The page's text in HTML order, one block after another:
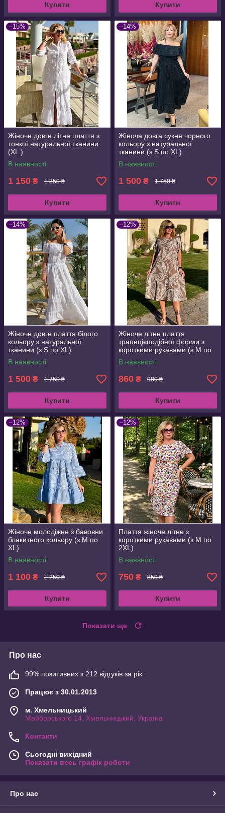
Купити Купити
–15%
Жіноче довге літне плаття з
тонкої натуральної тканини
(XL )
В наявності
1 150 ₴ 1 350 ₴
Купити
–14%
Жіноча довга сукня чорного
кольору з натуральної
тканини (з S по XL)
В наявності
1 500 ₴ 1 750 ₴
Купити
–14%
Жіноче довге плаття білого
кольору з натуральної
тканини (з S по XL)
В наявності
1 500 ₴ 1 750 ₴
Купити
–12%
Жіноче літне плаття
трапецієподібної форми з
короткими рукавами (з M по
3XL)
В наявності
860 ₴ 980 ₴
Купити
–12%
Жіноче молодіжне з бавовни
блакитного кольору (з M по
XL)
В наявності
1 100 ₴ 1 250 ₴
Купити
–12%
Плаття жіноче літне з
короткими рукавами (з M по
2XL)
В наявності
750 ₴ 850 ₴
Купити
Показати ще
Про нас
99% позитивних з 212 відгуків за рік
Працює з 30.01.2013
м. Хмельницький
Майборського 14, Хмельницький, Україна
Контакти
Сьогодні вихідний
Показати весь графік роботи
Про нас